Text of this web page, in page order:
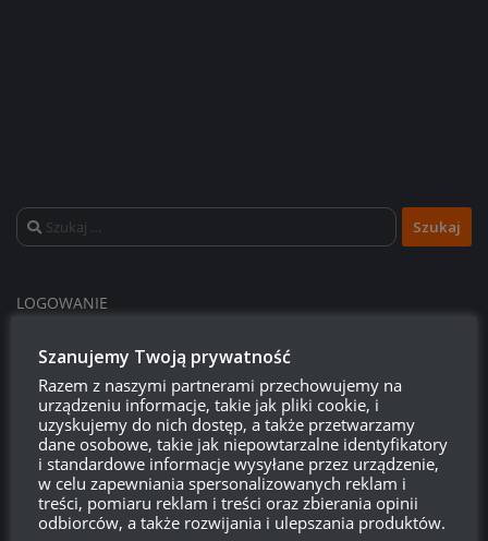
Szukaj:
LOGOWANIE
Zarejestruj się
Zaloguj się
Kanał wpisów
Kanał komentarzy
Szanujemy Twoją prywatność
Razem z naszymi partnerami przechowujemy na
urządzeniu informacje, takie jak pliki cookie, i
uzyskujemy do nich dostęp, a także przetwarzamy
dane osobowe, takie jak niepowtarzalne identyfikatory
i standardowe informacje wysyłane przez urządzenie,
w celu zapewniania spersonalizowanych reklam i
treści, pomiaru reklam i treści oraz zbierania opinii
odbiorców, a także rozwijania i ulepszania produktów.